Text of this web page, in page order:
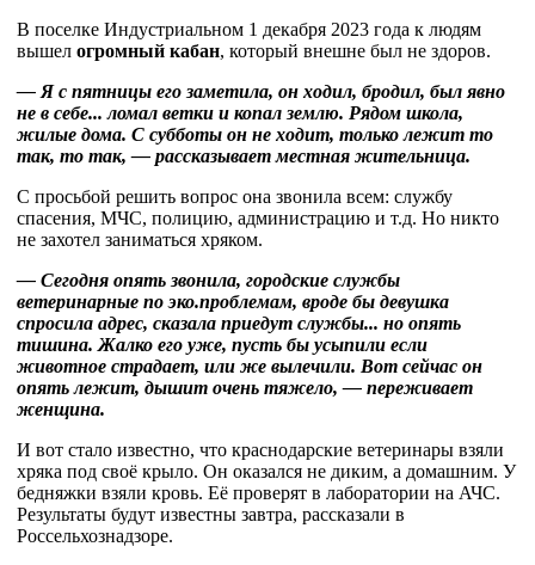
В поселке Индустриальном 1 декабря 2023 года к людям
вышел огромный кабан, который внешне был не здоров.
— Я с пятницы его заметила, он ходил, бродил, был явно
не в себе... ломал ветки и копал землю. Рядом школа,
жилые дома. С субботы он не ходит, только лежит то
так, то так, — рассказывает местная жительница.
С просьбой решить вопрос она звонила всем: службу
спасения, МЧС, полицию, администрацию и т.д. Но никто
не захотел заниматься хряком.
— Сегодня опять звонила, городские службы
ветеринарные по эко.проблемам, вроде бы девушка
спросила адрес, сказала приедут службы... но опять
тишина. Жалко его уже, пусть бы усыпили если
животное страдает, или же вылечили. Вот сейчас он
опять лежит, дышит очень тяжело, — переживает
женщина.
И вот стало известно, что краснодарские ветеринары взяли
хряка под своё крыло. Он оказался не диким, а домашним. У
бедняжки взяли кровь. Её проверят в лаборатории на АЧС.
Результаты будут известны завтра, рассказали в
Россельхознадзоре.